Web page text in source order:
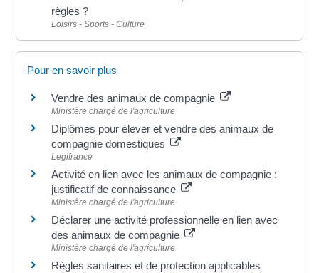
règles ?
Loisirs - Sports - Culture
Pour en savoir plus
Vendre des animaux de compagnie
Ministère chargé de l'agriculture
Diplômes pour élever et vendre des animaux de
compagnie domestiques
Legifrance
Activité en lien avec les animaux de compagnie :
justificatif de connaissance
Ministère chargé de l'agriculture
Déclarer une activité professionnelle en lien avec
des animaux de compagnie
Ministère chargé de l'agriculture
Règles sanitaires et de protection applicables